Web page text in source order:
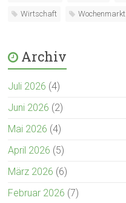
Wirtschaft Wochenmarkt
Archiv
Juli 2026 (4)
Juni 2026 (2)
Mai 2026 (4)
April 2026 (5)
März 2026 (6)
Februar 2026 (7)